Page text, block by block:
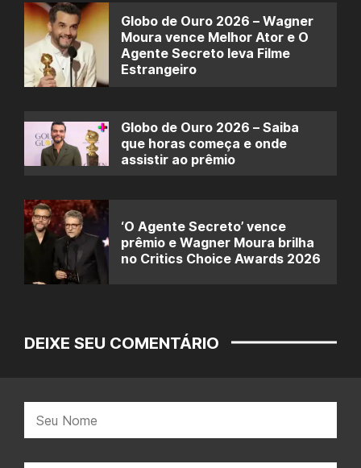
Globo de Ouro 2026 – Wagner
Moura vence Melhor Ator e O
Agente Secreto leva Filme
Estrangeiro
Globo de Ouro 2026 – Saiba
que horas começa e onde
assistir ao prêmio
‘O Agente Secreto’ vence
prêmio e Wagner Moura brilha
no Critics Choice Awards 2026
DEIXE SEU COMENTÁRIO